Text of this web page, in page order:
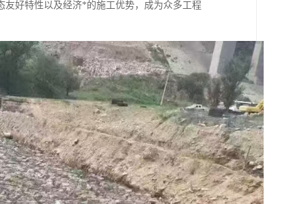
好特性以及经济*的施工优势，成为众多工程